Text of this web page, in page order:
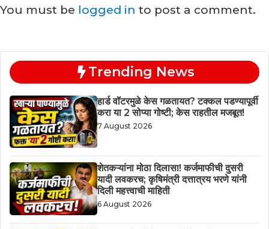
You must be logged in to post a comment.
Trending News
हार्ड वॉटरमुळे केस गळतायत? टक्कल पडण्यापूर्वी
करा या 2 सोप्या गोष्टी; केस राहतील मजबूत!
7 August 2026
शेतकऱ्यांना मोठा दिलासा! कर्जमाफीची दुसरी
यादी लवकरच; कृषिमंत्री दत्तात्रय भरणे यांनी
दिली महत्त्वाची माहिती
6 August 2026